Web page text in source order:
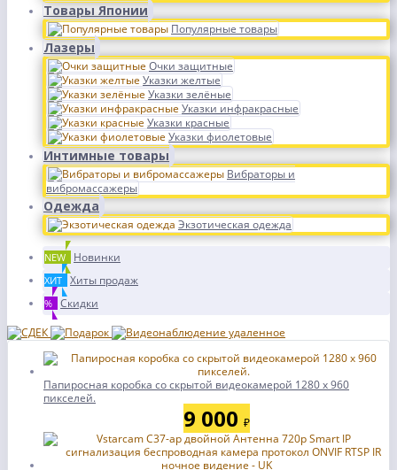
Товары Японии
Популярные товары
Лазеры
Очки защитные
Указки желтые
Указки зелёные
Указки инфракрасные
Указки красные
Указки фиолетовые
Интимные товары
Вибраторы и
вибромассажеры
Одежда
Экзотическая одежда
NEW Новинки
ХИТ Хиты продаж
% Скидки
Папиросная коробка со скрытой видеокамерой 1280 x 960
пикселей.
9 000 ₽